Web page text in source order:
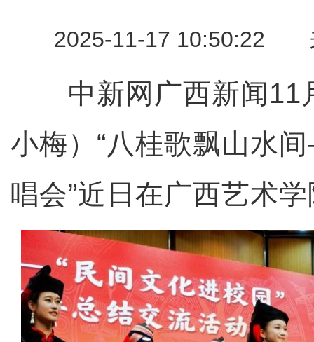
2025-11-17 10:50:22
中新网广西新闻11
小梅）“八桂歌飘山水
唱会”近日在广西艺术